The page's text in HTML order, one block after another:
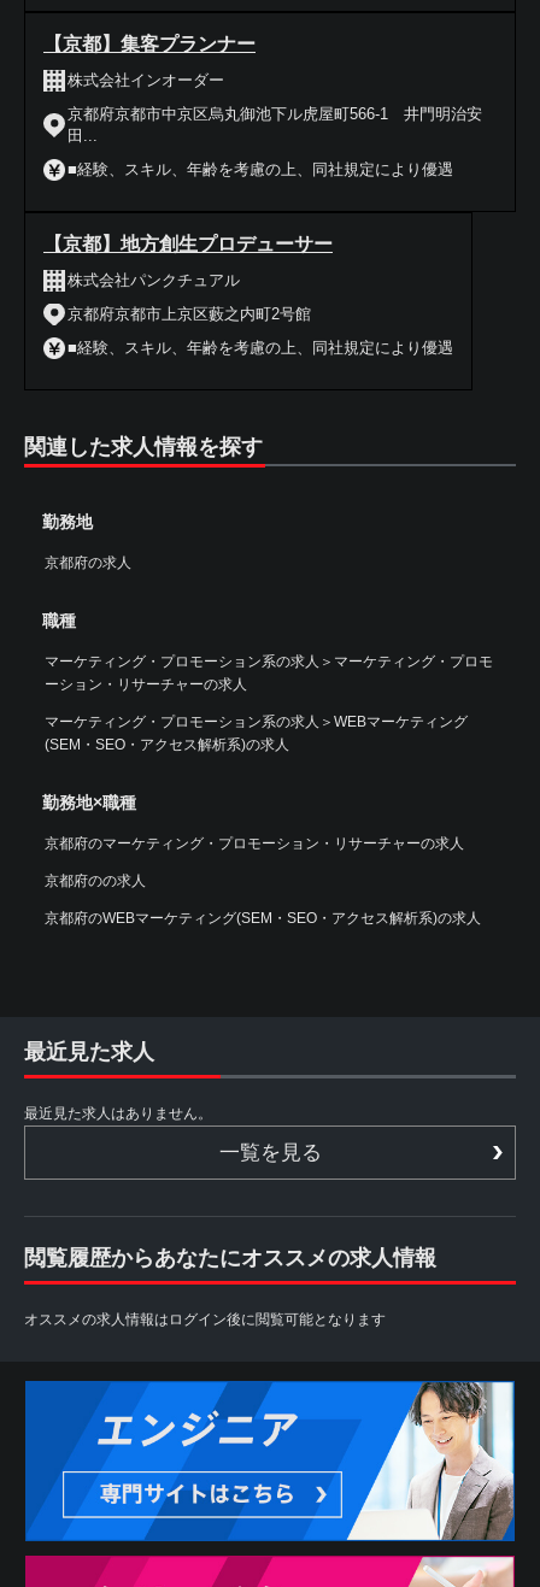
【京都】集客プランナー
株式会社インオーダー
京都府京都市中京区烏丸御池下ル虎屋町566-1 井門明治安
田...
■経験、スキル、年齢を考慮の上、同社規定により優遇
【京都】地方創生プロデューサー
株式会社パンクチュアル
京都府京都市上京区藪之内町2号館
■経験、スキル、年齢を考慮の上、同社規定により優遇
関連した求人情報を探す
勤務地
京都府の求人
職種
マーケティング・プロモーション系の求人 ＞ マーケティング・プロモ
ーション・リサーチャーの求人
マーケティング・プロモーション系の求人 ＞ WEBマーケティング
(SEM・SEO・アクセス解析系)の求人
勤務地×職種
京都府のマーケティング・プロモーション・リサーチャーの求人
京都府のの求人
京都府のWEBマーケティング(SEM・SEO・アクセス解析系)の求人
最近見た求人
最近見た求人はありません。
一覧を見る
閲覧履歴からあなたにオススメの求人情報
オススメの求人情報はログイン後に閲覧可能となります